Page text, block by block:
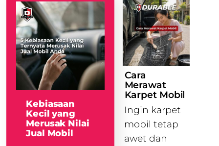
Kebiasaan
Kecil yang
Merusak Nilai
Jual Mobil
Cara
Merawat
Karpet Mobil
Ingin karpet
mobil tetap
awet dan